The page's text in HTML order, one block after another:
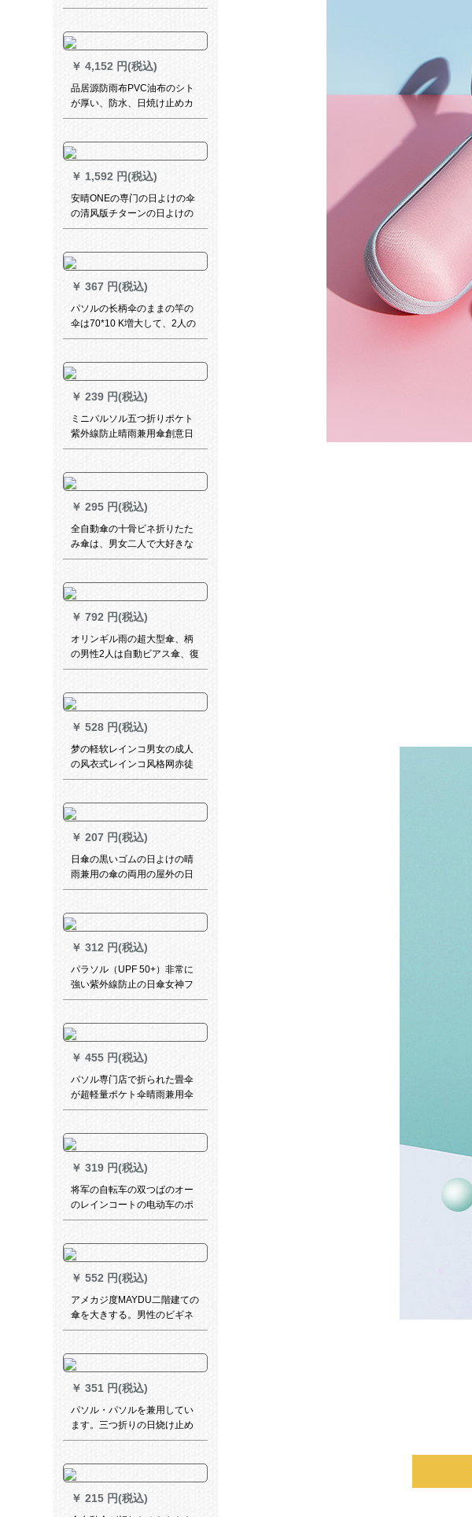
帯帯日傘黒ゴム日焼け止め傘
￥ 4,152 円(税込)
品居源防雨布PVC油布のシト
が厚い、防水、日焼け止めカ
マバがあります。屋外の断热
03344
￥ 1,592 円(税込)
安晴ONEの専门の日よけの伞
の清风版チターンの日よけの
伞の银のゴムの伞の紫外线を
あげる日伞UP 50+灰色のゴム
は2阶の伞の男女のチタ度の银
を増加させます。
￥ 367 円(税込)
パソルの长柄伞のままの竿の
伞は70*10 K増大して、2人の
伞の晴雨兼用伞のビジネ伞の
す。
￥ 239 円(税込)
ミニパルソル五つ折りポケト
紫外線防止晴雨兼用傘創意日
傘学生〓折りたたみ傘男女兼
ダー骨折り畳傘です。
￥ 295 円(税込)
全自動傘の十骨ビネ折りたた
み傘は、男女二人で大好きな
サズに補強します。
￥ 792 円(税込)
オリンギル雨の超大型傘、柄
の男性2人は自動ビアス傘、復
古防風大傘、カスタム広告
￥ 528 円(税込)
梦の軽软レインコ男女の成人
の风衣式レインコ风格网赤徒
歩旅行防水フュージョン连体
ードドドドド/适身身长165-85
cm
￥ 207 円(税込)
日傘の黒いゴムの日よけの晴
雨兼用の傘の両用の屋外の日
よけの傘の女性の三つ折りの
てポケトの傘の羽が白いで
す。
￥ 312 円(税込)
パラソル（UPF 50+）非常に
強い紫外線防止の日傘女神フ
ル遮光パソルピル小黒傘しん
ンカラー
￥ 455 円(税込)
パソル専门店で折られた畳伞
が超軽量ポケト伞晴雨兼用伞
が折られた女性韩国新ちゃん
のプロシュート(浅蓝)【店长オ
ースメール】
￥ 319 円(税込)
将军の自転车の双つばのオー
のレインコートの电动车のポ
ンチの车の大人のシングル男
をプリッとします17
JDFXXXX
￥ 552 円(税込)
アメカジ度MAYDU二階建ての
傘を大きする。男性のビギネ
はスゴい柄の傘は自動的にM
￥ 351 円(税込)
パソル・パソルを兼用してい
ます。三つ折りの日烧け止め
です。紫外線対策の傘です。
￥ 215 円(税込)